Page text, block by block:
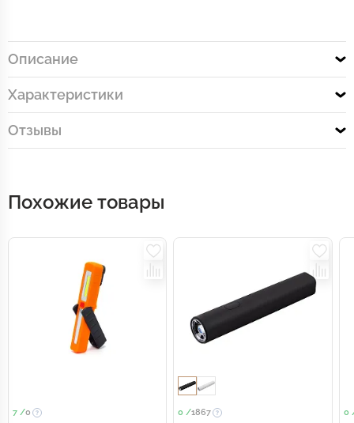
Описание
Характеристики
Отзывы
Похожие товары
7 /0 0 /1867 0